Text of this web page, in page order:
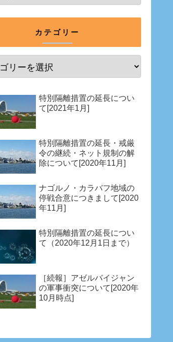
カテゴリー
特別隔離措置の延長につい
て[2021年1月]
特別隔離措置の延長・戒厳
令の継続・ネット規制の解
除について[2020年11月]
ナゴルノ・カラバフ地域の
停戦合意につきまして[2020
年11月]
特別隔離措置の延長につい
て（2020年12月1日まで）
［続報］アゼルバイジャン
の軍事衝突について[2020年
10月時点]